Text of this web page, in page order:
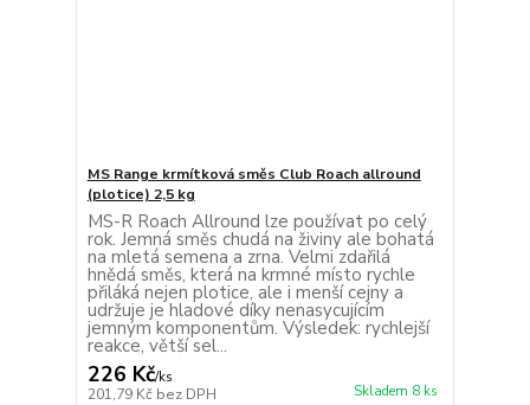
MS Range krmítková směs Club Roach allround
(plotice) 2,5 kg
MS-R Roach Allround lze používat po celý
rok. Jemná směs chudá na živiny ale bohatá
na mletá semena a zrna. Velmi zdařilá
hnědá směs, která na krmné místo rychle
přiláká nejen plotice, ale i menší cejny a
udržuje je hladové díky nenasycujícím
jemným komponentům. Výsledek: rychlejší
reakce, větší sel...
226 Kč/ks
201,79 Kč bez DPH Skladem 8 ks